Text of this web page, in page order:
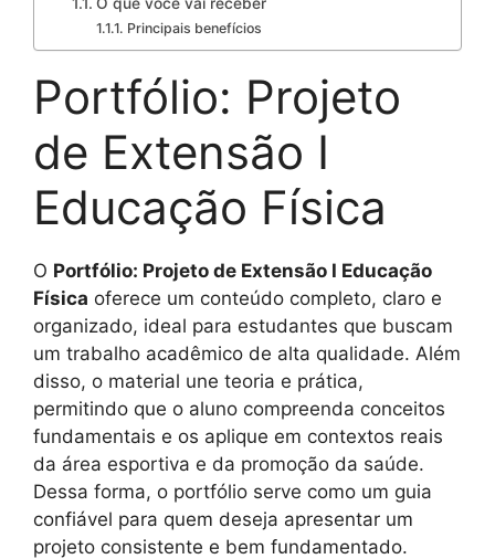
Principais benefícios
Portfólio: Projeto
de Extensão I
Educação Física
O Portfólio: Projeto de Extensão I Educação
Física oferece um conteúdo completo, claro e
organizado, ideal para estudantes que buscam
um trabalho acadêmico de alta qualidade. Além
disso, o material une teoria e prática,
permitindo que o aluno compreenda conceitos
fundamentais e os aplique em contextos reais
da área esportiva e da promoção da saúde.
Dessa forma, o portfólio serve como um guia
confiável para quem deseja apresentar um
projeto consistente e bem fundamentado.